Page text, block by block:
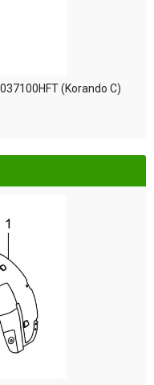
(Korando C)